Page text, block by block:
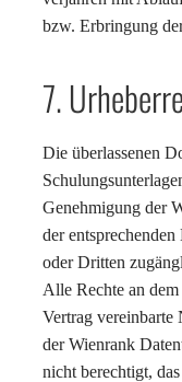
bzw. Erbringung
7.
Die überlassenen
Genehmigung der
der
oder Dritten
Alle Rechte an
Vertrag vereinbarte
der Wienrank
nicht berechtigt,